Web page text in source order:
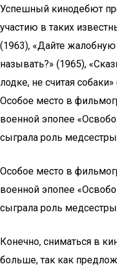
Успешный кинодебют
участию в таких
(1963), «Дайте жалобную
называть?» (1965),
лодке, не считая
Особое место в
военной эпопее
сыграла роль
Особое место в
военной эпопее
сыграла роль
Конечно, сниматься в
больше, так как